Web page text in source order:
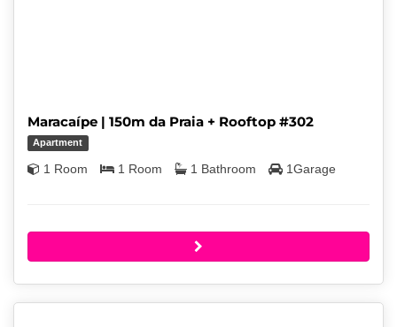
Maracaípe | 150m da Praia + Rooftop #302
Apartment
1 Room 1 Room 1 Bathroom 1Garage